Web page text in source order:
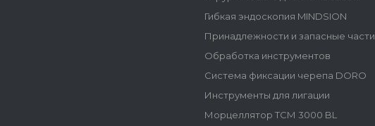
Гибкая эндоскопия MINDSION
Принадлежности и запасные части
Обработка инструментов
Система фиксации черепа DORO
Инструменты для лигации
Морцеллятор ТСМ 3000 BL